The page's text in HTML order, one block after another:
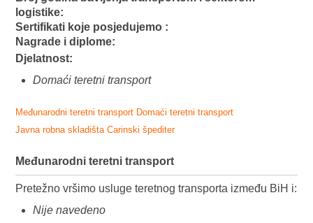
logistike:
Sertifikati koje posjedujemo :
Nagrade i diplome:
Djelatnost:
Domaći teretni transport
Međunarodni teretni transport Domaći teretni transport
Javna robna skladišta Carinski špediter
Međunarodni teretni transport
Pretežno vršimo usluge teretnog transporta između BiH i:
Nije navedeno